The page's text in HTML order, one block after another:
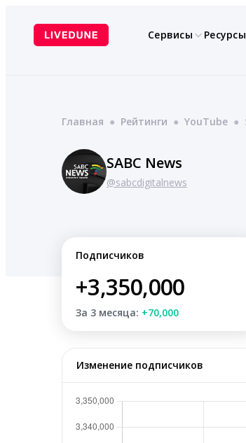
содержимому
Сервисы Ресурсы
Главная ● Рейтинги ● YouTube ●
SABC News
@sabcdigitalnews
Подписчиков
+3,350,000
За 3 месяца: +70,000
Изменение подписчиков